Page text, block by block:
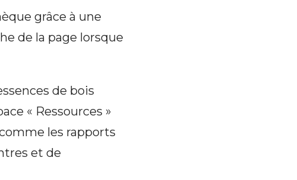
grâce à une
de la page lorsque
de bois
« Ressources »
les rapports
et de